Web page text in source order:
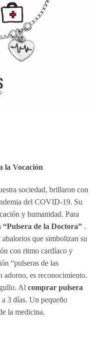
la Vocación
sociedad, brillaron con
del COVID-19. Su
y humanidad. Para
“Pulsera de la Doctora” .
que simbolizan su
con ritmo cardíaco y
“pulseras de las
adorno, es reconocimiento.
Al comprar pulsera
a 3 días. Un pequeño
la medicina.